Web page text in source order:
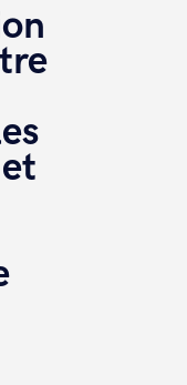
http/1.6/";